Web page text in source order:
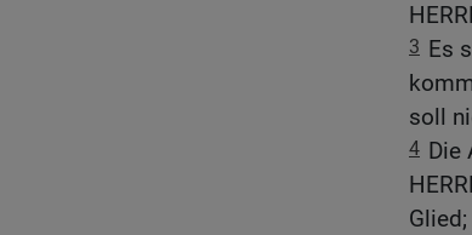
3 Es
soll
4 Die